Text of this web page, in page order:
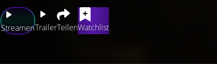
StreamenTrailerTeilenWatchlist